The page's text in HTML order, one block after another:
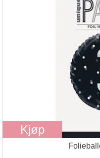
Kjøp